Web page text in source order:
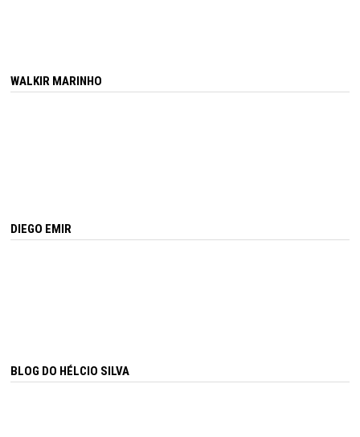
WALKIR MARINHO
DIEGO EMIR
BLOG DO HÉLCIO SILVA